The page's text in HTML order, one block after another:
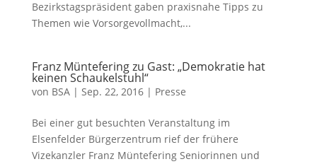
Bezirkstagspräsident gaben praxisnahe Tipps zu
Themen wie Vorsorgevollmacht,...
Franz Müntefering zu Gast: „Demokratie hat
keinen Schaukelstuhl“
von BSA| Sep. 22, 2016| Presse
Bei einer gut besuchten Veranstaltung im
Elsenfelder Bürgerzentrum rief der frühere
Vizekanzler Franz Müntefering Seniorinnen und